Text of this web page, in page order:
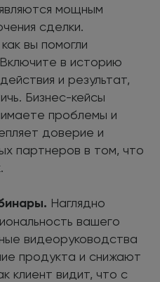
мощным
сделки.
вы помогли
Включите в историю
и результат,
Бизнес-кейсы
проблемы и
доверие и
партнеров в том, что
Наглядно
вашего
видеоруководства
продукта и снижают
клиент видит, что с